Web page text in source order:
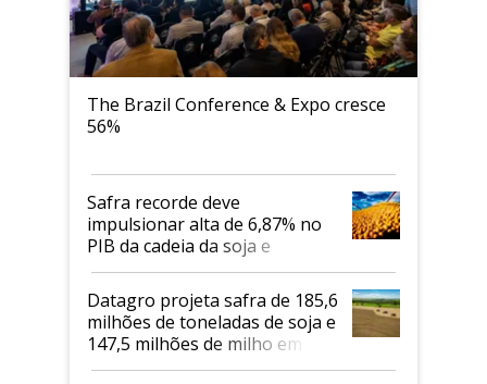
The Brazil Conference & Expo cresce
56%
Safra recorde deve
impulsionar alta de 6,87% no
PIB da cadeia da soja e
biodiesel em 2026
Datagro projeta safra de 185,6
milhões de toneladas de soja e
147,5 milhões de milho em
2026/27